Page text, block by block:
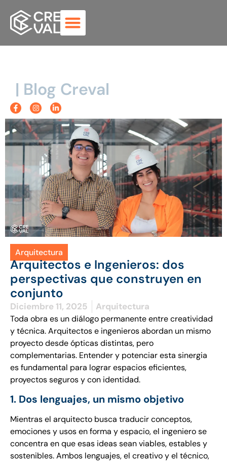
| Blog Creval
Arquitectura
Arquitectos e Ingenieros: dos
perspectivas que construyen en
conjunto
Diciembre 11, 2025 Arquitectura
Toda obra es un diálogo permanente entre creatividad
y técnica. Arquitectos e ingenieros abordan un mismo
proyecto desde ópticas distintas, pero
complementarias. Entender y potenciar esta sinergia
es fundamental para lograr espacios eficientes,
proyectos seguros y con identidad.
1. Dos lenguajes, un mismo objetivo
Mientras el arquitecto busca traducir conceptos,
emociones y usos en forma y espacio, el ingeniero se
concentra en que esas ideas sean viables, estables y
sostenibles. Ambos lenguajes, el creativo y el técnico,